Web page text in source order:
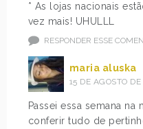
* As lojas nacionais
vez mais! UHULLL
RESPONDER ESSE
maria aluska
15 DE AGOSTO
Passei essa semana na
conferir tudo de